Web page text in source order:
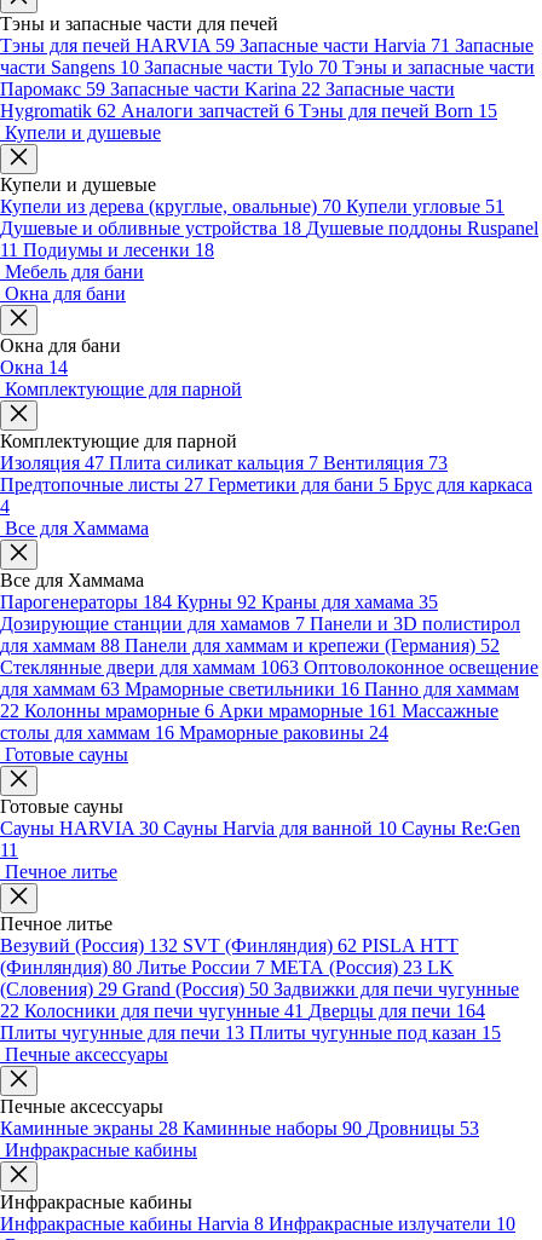
Тэны и запасные части для печей
Тэны для печей HARVIA 59 Запасные части Harvia 71 Запасные
части Sangens 10 Запасные части Tylo 70 Тэны и запасные части
Паромакс 59 Запасные части Karina 22 Запасные части
Hygromatik 62 Аналоги запчастей 6 Тэны для печей Born 15
Купели и душевые
Купели и душевые
Купели из дерева (круглые, овальные) 70 Купели угловые 51
Душевые и обливные устройства 18 Душевые поддоны Ruspanel
11 Подиумы и лесенки 18
Мебель для бани
Окна для бани
Окна для бани
Окна 14
Комплектующие для парной
Комплектующие для парной
Изоляция 47 Плита силикат кальция 7 Вентиляция 73
Предтопочные листы 27 Герметики для бани 5 Брус для каркаса
4
Все для Хаммама
Все для Хаммама
Парогенераторы 184 Курны 92 Краны для хамама 35
Дозирующие станции для хамамов 7 Панели и 3D полистирол
для хаммам 88 Панели для хаммам и крепежи (Германия) 52
Стеклянные двери для хаммам 1063 Оптоволоконное освещение
для хаммам 63 Мраморные светильники 16 Панно для хаммам
22 Колонны мраморные 6 Арки мраморные 161 Массажные
столы для хаммам 16 Мраморные раковины 24
Готовые сауны
Готовые сауны
Сауны HARVIA 30 Сауны Harvia для ванной 10 Сауны Re:Gen
11
Печное литье
Печное литье
Везувий (Россия) 132 SVT (Финляндия) 62 PISLA HTT
(Финляндия) 80 Литье России 7 МЕТА (Россия) 23 LK
(Словения) 29 Grand (Россия) 50 Задвижки для печи чугунные
22 Колосники для печи чугунные 41 Дверцы для печи 164
Плиты чугунные для печи 13 Плиты чугунные под казан 15
Печные аксессуары
Печные аксессуары
Каминные экраны 28 Каминные наборы 90 Дровницы 53
Инфракрасные кабины
Инфракрасные кабины
Инфракрасные кабины Harvia 8 Инфракрасные излучатели 10